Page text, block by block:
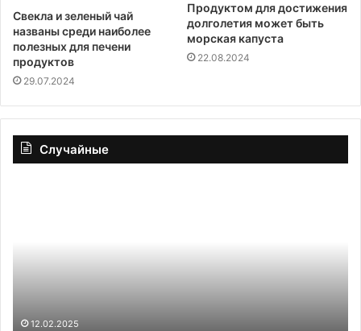
Свекла и зеленый чай
названы среди наиболее
полезных для печени
продуктов
29.07.2024
Продуктом для достижения
долголетия может быть
морская капуста
22.08.2024
Случайные
12.02.2025